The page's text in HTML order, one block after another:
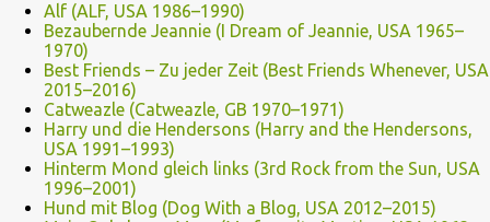
Alf (ALF, USA 1986–1990)
Bezaubernde Jeannie (I Dream of Jeannie, USA 1965–
1970)
Best Friends – Zu jeder Zeit (Best Friends Whenever, USA
2015–2016)
Catweazle (Catweazle, GB 1970–1971)
Harry und die Hendersons (Harry and the Hendersons,
USA 1991–1993)
Hinterm Mond gleich links (3rd Rock from the Sun, USA
1996–2001)
Hund mit Blog (Dog With a Blog, USA 2012–2015)